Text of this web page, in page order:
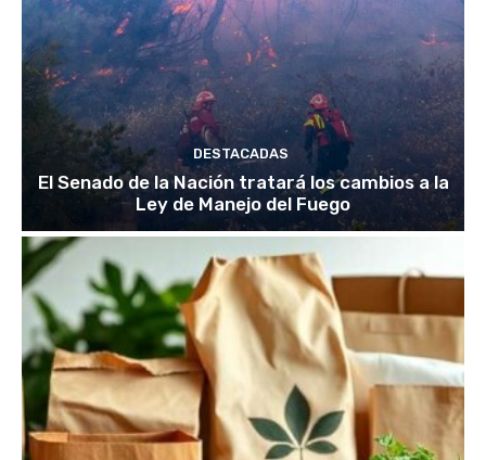
DESTACADAS
El Senado de la Nación tratará los cambios a la
Ley de Manejo del Fuego